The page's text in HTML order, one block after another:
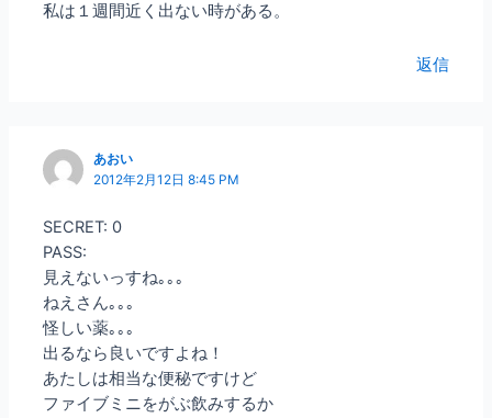
私は１週間近く出ない時がある。
返信
あおい
2012年2月12日 8:45 PM
SECRET: 0
PASS:
見えないっすね｡｡｡
ねえさん｡｡｡
怪しい薬｡｡｡
出るなら良いですよね！
あたしは相当な便秘ですけど
ファイブミニをがぶ飲みするか